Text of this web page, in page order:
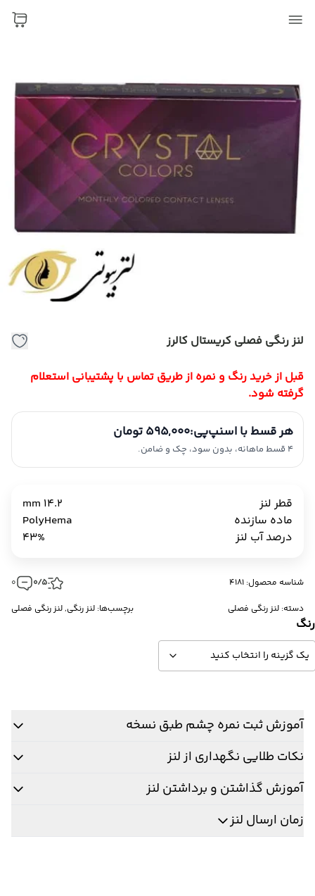
لنز رنگی فصلی کریستال کالرز
قبل از خرید رنگ و نمره از طریق تماس با پشتیبانی استعلام
گرفته شود.
هر قسط با اسنپ‌پی:595,000 تومان
4 قسط ماهانه، بدون سود، چک و ضامن.
قطر لنز
14.2 mm
ماده سازنده
PolyHema
درصد آب لنز
43%
شناسه محصول: 4181 0/5
0
دسته: لنز رنگی فصلی برچسب‌ها: لنز رنگی,لنز رنگی فصلی
رنگ
آموزش ثبت نمره چشم طبق نسخه
نکات طلایی نگهداری از لنز
آموزش گذاشتن و برداشتن لنز
زمان ارسال لنز